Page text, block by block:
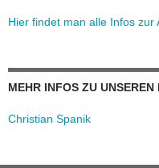
Hier findet man alle Infos zur
MEHR INFOS ZU
Christian Spanik